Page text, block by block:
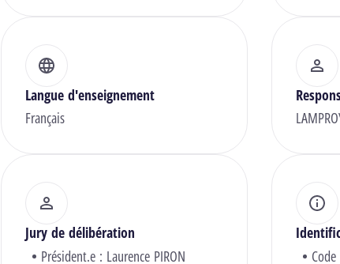
Langue d'enseignement
Français
Jury de délibération
Président.e : Laurence PIRON